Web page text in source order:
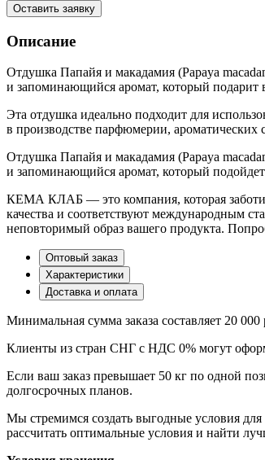
Оставить заявку
Описание
Отдушка Папайя и макадамия (Papaya
и запоминающийся аромат, который подарит
Эта отдушка идеально подходит для
в производстве парфюмерии,
Отдушка Папайя и макадамия (Papaya
и запоминающийся аромат, который
КЕМА КЛАБ — это компания, которая
качества и соответствуют международным
неповторимый образ вашего продукта.
Оптовый заказ
Характеристики
Доставка и оплата
Минимальная сумма заказа составляет 20
Клиенты из стран СНГ с НДС 0% могут
Если ваш заказ превышает 50 кг по одной
долгосрочных планов.
Мы стремимся создать выгодные условия
рассчитать оптимальные условия и найти